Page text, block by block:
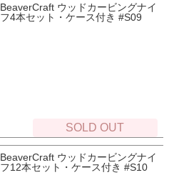
BeaverCraft ウッドカービングナイ
フ4本セット・ケース付き #S09
SOLD OUT
BeaverCraft ウッドカービングナイ
フ12本セット・ケース付き #S10